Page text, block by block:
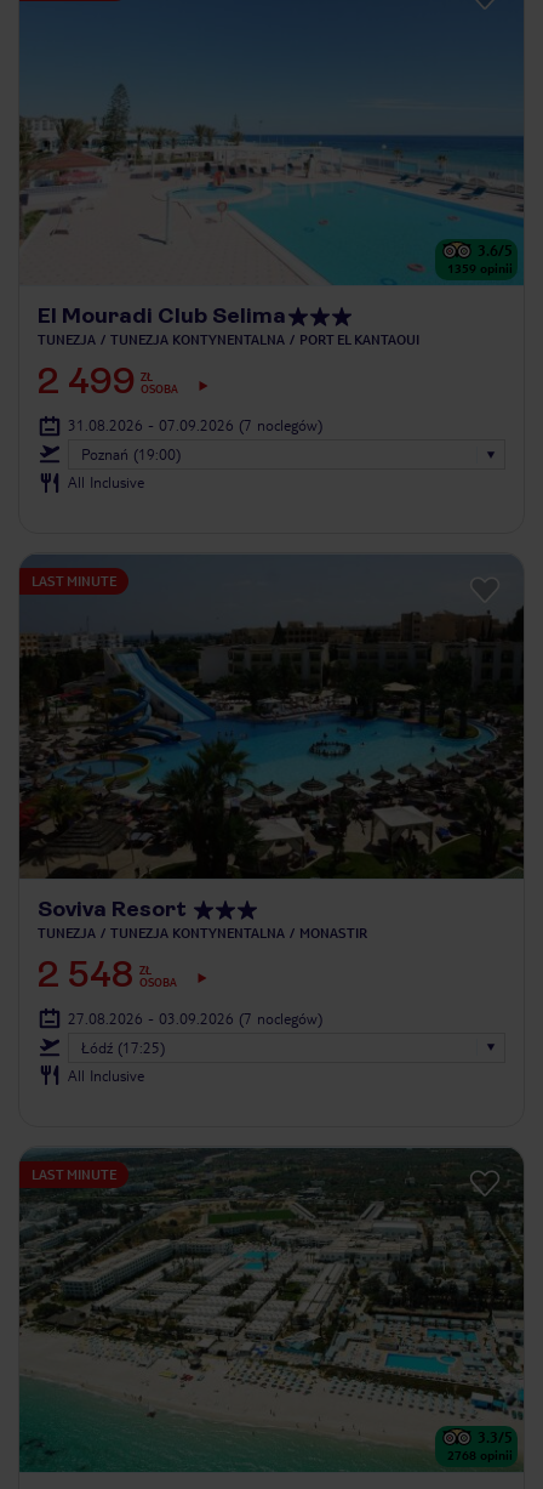
3.6/5
1359 opinii
El Mouradi Club Selima
TUNEZJA TUNEZJA KONTYNENTALNA PORT EL KANTAOUI
2 499 ZŁ
OSOBA
31.08.2026 - 07.09.2026 (7 noclegów)
Poznań (19:00)
All Inclusive
LAST MINUTE
Soviva Resort
TUNEZJA TUNEZJA KONTYNENTALNA MONASTIR
2 548 ZŁ
OSOBA
27.08.2026 - 03.09.2026 (7 noclegów)
Łódź (17:25)
All Inclusive
LAST MINUTE
3.3/5
2768 opinii